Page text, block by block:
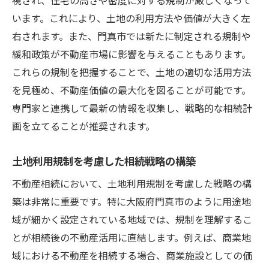
います。これにより、土地の利用方法や価値が大きく左
右されます。また、門真市では新たに制定される規制や
緩和政策が不動産市場に影響を与えることもあります。
これらの規制を把握することで、土地の適切な活用方法
を見極め、不動産価値の最大化を図ることが可能です。
専門家と連携して最新の情報を収集し、戦略的な相続計
画を立てることが推奨されます。
土地利用規制を考慮した相続戦略の構築
不動産相続において、土地利用規制を考慮した戦略の構
築は非常に重要です。特に大阪府門真市のように用途地
域が細かく設定されている地域では、規制を理解するこ
とが相続後の不動産活用に直結します。例えば、商業地
域における不動産を相続する場合、商業施設としての価